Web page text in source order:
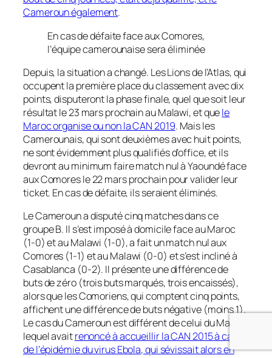
Cameroun également.
En cas de défaite face aux Comores,
l’équipe camerounaise sera éliminée
Depuis, la situation a changé. Les Lions de l’Atlas, qui
occupent la première place du classement avec dix
points, disputeront la phase finale, quel que soit leur
résultat le 23 mars prochain au Malawi, et quele
Maroc organise ou non la CAN 2019. Mais les
Camerounais, qui sont deuxièmes avec huit points,
ne sont évidemment plus qualifiés d’office, et ils
devront au minimum faire match nul à Yaoundé face
aux Comores le 22 mars prochain pour valider leur
ticket. En cas de défaite, ils seraient éliminés.
Le Cameroun a disputé cinq matches dans ce
groupe B. Il s’est imposé à domicile face au Maroc
(1-0) et au Malawi (1-0), a fait un match nul aux
Comores (1-1) et au Malawi (0-0) et s’est incliné à
Casablanca (0-2). Il présente une différence de
buts de zéro (trois buts marqués, trois encaissés),
alors que les Comoriens, qui comptent cinq points,
affichent une différence de buts négative (moins 1).
Le cas du Cameroun est différent de celui du Maroc,
lequel avaitrenoncé à accueillir la CAN 2015 à cause
de l’épidémie du virus Ebola, qui sévissait alors en